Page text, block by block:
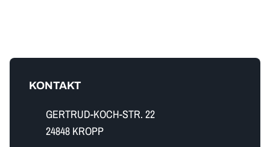
KONTAKT
GERTRUD-KOCH-STR. 22
24848 KROPP